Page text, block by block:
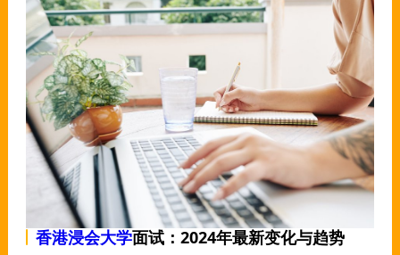
香港浸会大学面试：2024年最新变化与趋势